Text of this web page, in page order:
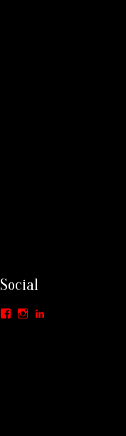
Social
FacebookInstagram